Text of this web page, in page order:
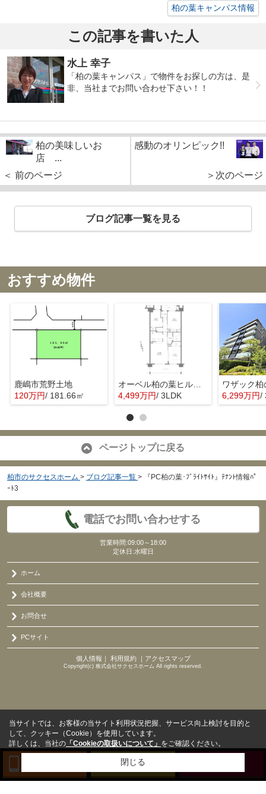
柏の葉キャンパス情報
この記事を書いた人
水上 幸子
「柏の葉キャンパス」で物件をお探しの方は、是
非、当社までお問い合わせ下さい！！
柏の美味しいお
店 ...
＜ 前のページ
感動のオリンピック!!
＞次のページ
ブログ記事一覧を見る
おすすめ物件
鹿嶋市荒野土地
120万円/ 181.66㎡
オーベル柏の葉ヒルズ壱番館
4,499万円/ 3LDK 6,299万円/
ページトップに戻る
柏市のサクセスホーム > ブログ記事一覧 >
『PC柏の葉･ﾌﾞﾗｲﾄｻｲﾄ』ﾃﾅﾝﾄ情報ﾊﾟ
ｰﾄ3
電話でお問い合わせする
営業時間:09:00～18:00
定休日:水曜日
ホーム
会社概要
お問合せ
PCサイト
個人情報 ｜ 利用規約｜ アクセスマップ
Copyright(c) 株式会社サクセスホーム All rights reserved.
来店予約
当サイトでは、お客様の当サイト利用状況把握、サービス向上検討を目的と
して、クッキー（Cookie）を使用しています。
詳しくは、当社の 「Cookieの取扱いについて」 をご確認ください。
閉じる